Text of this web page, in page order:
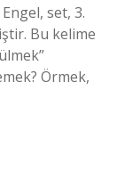
set, 3.
Bu kelime
Örmek,